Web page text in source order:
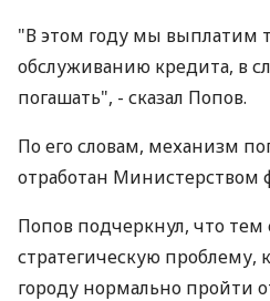
"В этом году мы выплатим
обслуживанию кредита, в
погашать", - сказал Попов.
По его словам, механизм
отработан Министерством
Попов подчеркнул, что
стратегическую проблему,
городу нормально пройти